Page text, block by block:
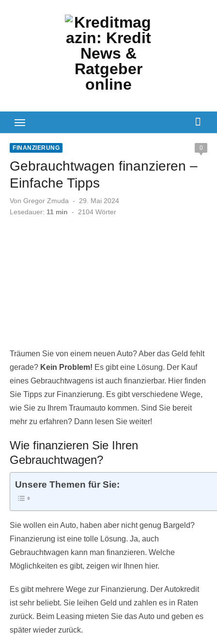
FINANZIERUNG 0
Gebrauchtwagen finanzieren –
Einfache Tipps
Von Gregor Zmuda
Veröffentlicht
am
29. Mai 2024
Lesedauer: 11 min - 2104 Wörter
Träumen Sie von einem neuen Auto? Aber das Geld fehlt
gerade? Kein Problem! Es gibt eine Lösung. Der Kauf
eines Gebrauchtwagens ist auch finanzierbar. Hier finden
Sie Tipps zur Finanzierung. Es gibt verschiedene Wege,
wie Sie zu Ihrem Traumauto kommen. Sind Sie bereit
mehr zu erfahren? Dann lesen Sie weiter!
Wie finanzieren Sie Ihren
Gebrauchtwagen?
Unsere Themen für Sie:
Sie wollen ein Auto, haben aber nicht genug Bargeld?
Finanzierung ist eine tolle Lösung. Ja, auch
Gebrauchtwagen kann man finanzieren. Welche
Möglichkeiten es gibt, zeigen wir Ihnen hier.
Es gibt mehrere Wege zur Finanzierung. Der Autokredit
ist sehr beliebt. Sie leihen Geld und zahlen es in Raten
zurück. Beim Leasing mieten Sie das Auto und geben es
später wieder zurück.